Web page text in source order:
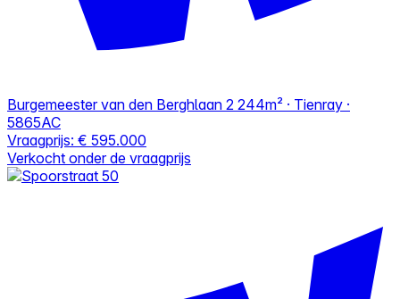
Burgemeester van den Berghlaan 2 244m² · Tienray ·
5865AC
Vraagprijs: € 595.000
Verkocht onder de vraagprijs